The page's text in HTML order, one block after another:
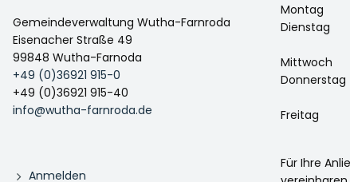
Gemeindeverwaltung Wutha-Farnroda
Eisenacher Straße 49
99848 Wutha-Farnoda
+49 (0)36921 915-0
+49 (0)36921 915-40
info@wutha-farnroda.de
Anmelden
Montag
Dienstag
Mittwoch
Donnerstag
Freitag
Für Ihre